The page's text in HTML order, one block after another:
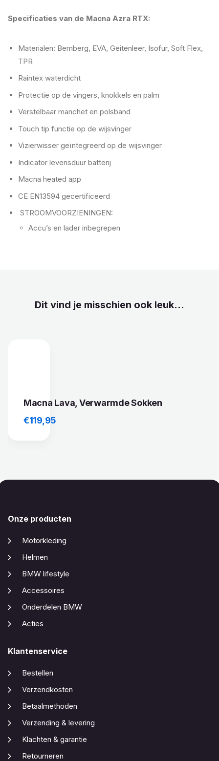
Specificaties van de Macna Azra RTX:
Materialen: Bemberg, EVA, Geitenleer, Isofur, Soft Flex,
TPR
Raintex waterdicht
Protectie op de vingers, knokkels en palm
Verstelbaar manchet en polsband
Touch tip functie op de wijsvinger
Vizierwisser geïntegreerd op de wijsvinger
Indicator levensduur batterij
Macna heated app
CE EN13594 gecertificeerd
STROOMVOORZIENINGEN:
Accu’s en lader inbegrepen
Dit vind je misschien ook leuk...
Macna Lava, Verwarmde Sokken
€119,95
Onze producten
Motorkleding
Helmen
BMW lifestyle
Accessoires
Onderdelen BMW
Acties
Klantenservice
Bestellen
Verzendkosten
Betaalmethoden
Verzending & levering
Klachten & garantie
Retourneren